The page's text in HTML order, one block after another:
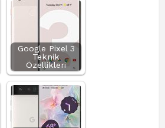
Google Pixel 3
Teknik
Özellikleri